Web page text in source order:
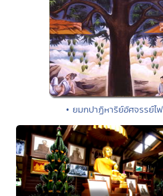
• ยมกปาฏิหาริย์อัศจรรย์ไ